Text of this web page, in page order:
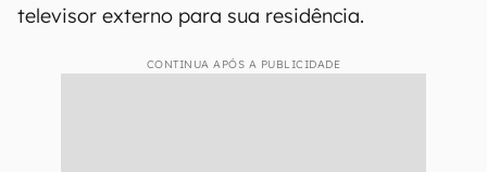
televisor externo para sua residência.
CONTINUA APÓS A PUBLICIDADE